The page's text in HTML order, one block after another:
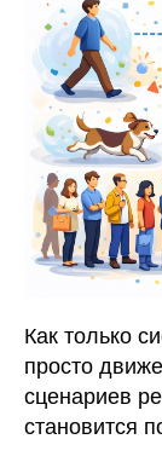
Как только
просто
сценариев
становится